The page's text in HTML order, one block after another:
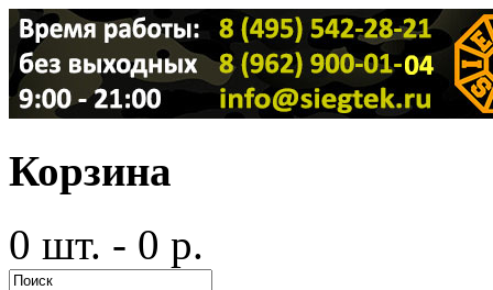
Корзина
0 шт. - 0 р.